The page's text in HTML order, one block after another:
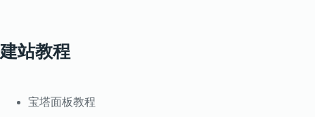
建站教程
宝塔面板教程